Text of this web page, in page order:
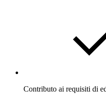
Contributo ai requisiti di